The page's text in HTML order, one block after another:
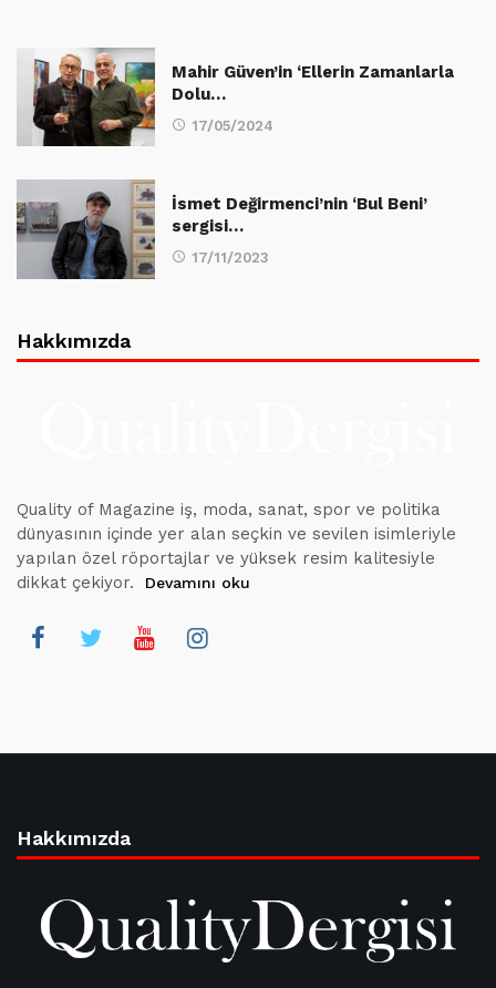
Mahir Güven’in ‘Ellerin Zamanlarla
Dolu…
17/05/2024
İsmet Değirmenci’nin ‘Bul Beni’
sergisi…
17/11/2023
Hakkımızda
Quality of Magazine iş, moda, sanat, spor ve politika
dünyasının içinde yer alan seçkin ve sevilen isimleriyle
yapılan özel röportajlar ve yüksek resim kalitesiyle
dikkat çekiyor.
Devamını oku
Hakkımızda